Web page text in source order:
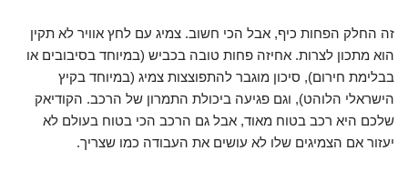
זה החלק הפחות כיף, אבל הכי חשוב. צמיג עם לחץ אוויר לא תקין
הוא מתכון לצרות. אחיזה פחות טובה בכביש (במיוחד בסיבובים או
בבלימת חירום), סיכון מוגבר להתפוצצות צמיג (במיוחד בקיץ
הישראלי הלוהט), וגם פגיעה ביכולת התמרון של הרכב. הקודיאק
שלכם היא רכב בטוח מאוד, אבל גם הרכב הכי בטוח בעולם לא
יעזור אם הצמיגים שלו לא עושים את העבודה כמו שצריך.